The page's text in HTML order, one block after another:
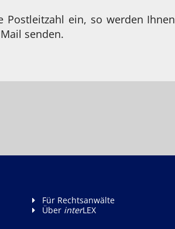
Postleitzahl ein, so werden
senden.
Für Rechtsanwälte
Über interLEX